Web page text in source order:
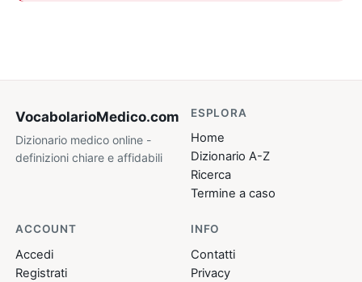
VocabolarioMedico.com
Dizionario medico online -
definizioni chiare e affidabili
ESPLORA
Home
Dizionario A-Z
Ricerca
Termine a caso
ACCOUNT
Accedi
Registrati
INFO
Contatti
Privacy